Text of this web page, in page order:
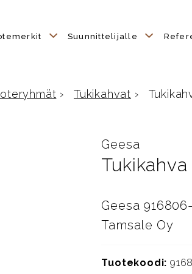
Suunnittelijalle
› Tukikahvat ›
Geesa
Geesa
Tamsale Oy
Tuotekoodi: